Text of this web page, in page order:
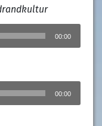
00:00
00:00